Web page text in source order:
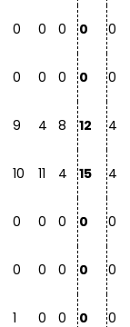
0 0 0 0 0
0 0 0 0 0
9 4 8 12 4
10 11 4 15 4
0 0 0 0 0
0 0 0 0 0
1 0 0 0 0